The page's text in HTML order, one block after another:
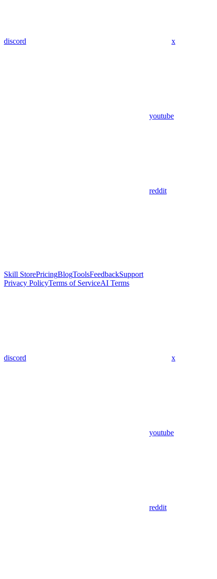
discord x
youtube
reddit
Skill StorePricingBlogToolsFeedbackSupport
Privacy PolicyTerms of ServiceAI Terms
discord x
youtube
reddit